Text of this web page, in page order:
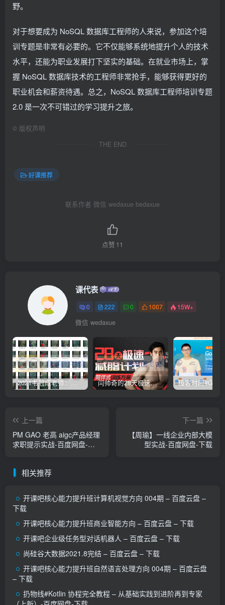
野。
对于想要成为 NoSQL 数据库工程师的人来说，参加这个培
训专题是非常有必要的。它不仅能够系统地提升个人的技术
水平，还能为职业发展打下坚实的基础。在就业市场上，掌
握 NoSQL 数据库技术的工程师非常抢手，能够获得更好的
职业机会和薪资待遇。总之，NoSQL 数据库工程师培训专题
2.0 是一次不可错过的学习提升之旅。
© 版权声明
THE END
好课推荐
联系作者 微信 wedaxue bedaxue
点赞 11
课代表
0 222 0 1007 15W+
微信 wedaxue
2021韦冠成老师：韦氏天星风水《秘传二十四山吉凶占断要法》 – 百度云盘 – 下载 闫帅奇的28天极速减脂计划 – 网盘分享 – 下载
上一篇
PM GAO 老高 aigc产品经理
求职提示实战-百度网盘-下
下一篇
【周瑜】一线企业内部大模
型实战-百度网盘-下载
相关推荐
开课吧核心能力提升班计算机视觉方向 004期 – 百度云盘 –
下载
开课吧核心能力提升班商业智能方向 – 百度云盘 – 下载
开课吧企业级任务型对话机器人 – 百度云盘 – 下载
尚硅谷大数据2021.8完结 – 百度云盘 – 下载
开课吧核心能力提升班自然语言处理方向 004期 – 百度云盘
– 下载
扔物线#Kotlin 协程完全教程 – 从基础实践到进阶再到专家